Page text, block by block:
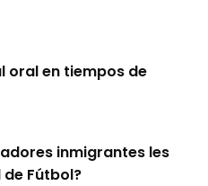
oral en tiempos de
inmigrantes les
Fútbol?